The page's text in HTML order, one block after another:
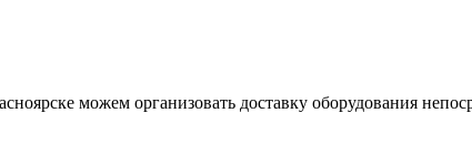
можем организовать доставку оборудования